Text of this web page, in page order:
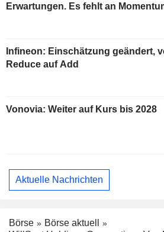
Erwartungen. Es fehlt an
Infineon: Einschätzung geändert,
Reduce auf Add
Vonovia: Weiter auf Kurs bis 2028
Aktuelle Nachrichten
Börse
Börse aktuell